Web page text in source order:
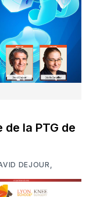
la PTG de
DEJOUR,